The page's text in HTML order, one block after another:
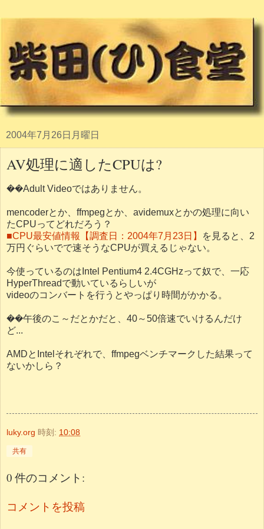
2004年7月26日月曜日
AV処理に適したCPUは?
��Adult Videoではありません。
mencoderとか、ffmpegとか、avidemuxとかの処理に向い
たCPUってどれだろう？
■CPU最安値情報【調査日：2004年7月23日】
を見ると、2
万円ぐらいでで速そうなCPUが買えるじゃない。
今使っているのはIntel Pentium4 2.4CGHzって奴で、一応
HyperThreadで動いているらしいが
videoのコンバートを行うとやっぱり時間がかかる。
��午後のこ～だとかだと、40～50倍速でいけるんだけ
ど...
AMDとIntelそれぞれで、ffmpegベンチマークした結果って
ないかしら？
luky.org 時刻: 10:08
共有
0 件のコメント:
コメントを投稿